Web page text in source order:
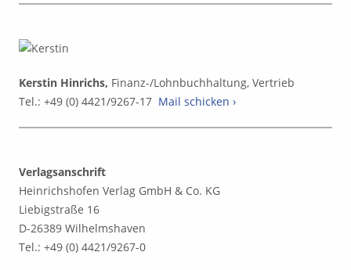
Kerstin Hinrichs, Finanz-/Lohnbuchhaltung, Vertrieb
Tel.: +49 (0) 4421/9267-17 Mail schicken ›
Verlagsanschrift
Heinrichshofen Verlag GmbH & Co. KG
Liebigstraße 16
D-26389 Wilhelmshaven
Tel.: +49 (0) 4421/9267-0